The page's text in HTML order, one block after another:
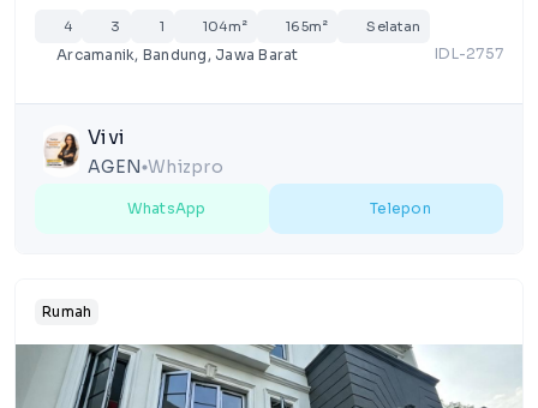
4 3 1 104m² 165m² Selatan
Arcamanik, Bandung, Jawa Barat IDL-2757
Vivi
AGEN lensWhizpro
WhatsApp Telepon
Rumah